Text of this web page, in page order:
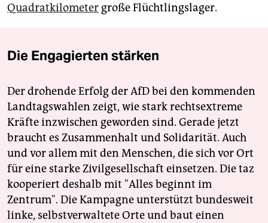
Quadratkilometer große Flüchtlingslager.
Die Engagierten stärken
Der drohende Erfolg der AfD bei den kommenden
Landtagswahlen zeigt, wie stark rechtsextreme
Kräfte inzwischen geworden sind. Gerade jetzt
braucht es Zusammenhalt und Solidarität. Auch
und vor allem mit den Menschen, die sich vor Ort
für eine starke Zivilgesellschaft einsetzen. Die taz
kooperiert deshalb mit "Alles beginnt im
Zentrum". Die Kampagne unterstützt bundesweit
linke, selbstverwaltete Orte und baut einen